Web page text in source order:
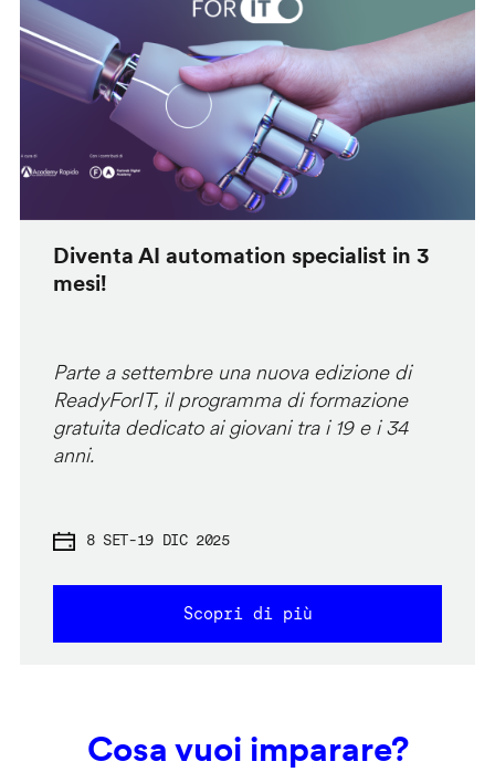
Diventa AI automation specialist in 3
mesi!
Parte a settembre una nuova edizione di
ReadyForIT, il programma di formazione
gratuita dedicato ai giovani tra i 19 e i 34
anni.
8 SET-19 DIC 2025
Scopri di più
Cosa vuoi imparare?